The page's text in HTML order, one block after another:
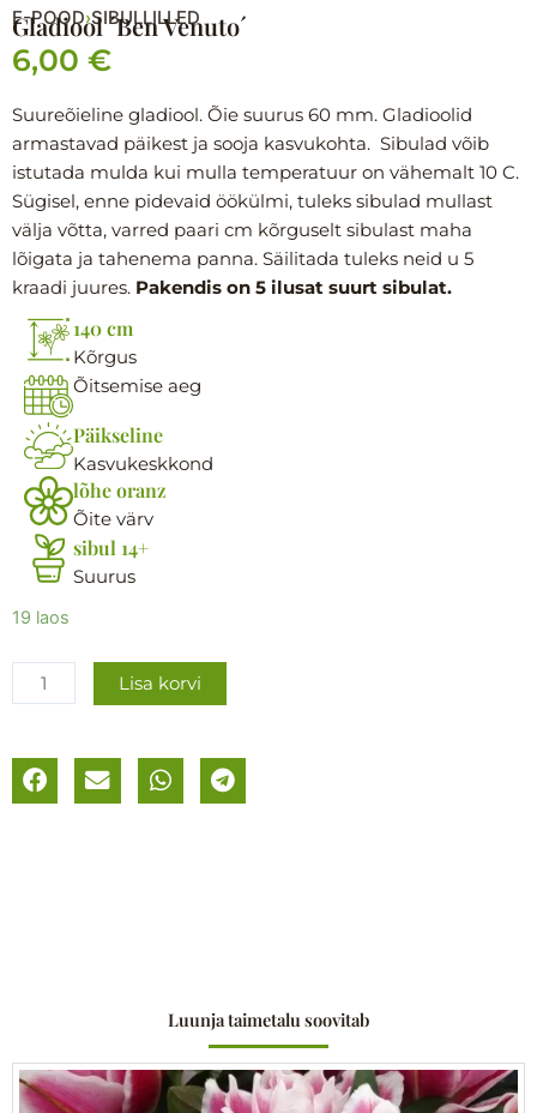
E-POOD›SIBULLILLED
Gladiool ´Ben Venuto´
6,00 €
Suureõieline gladiool. Õie suurus 60 mm. Gladioolid
armastavad päikest ja sooja kasvukohta. Sibulad võib
istutada mulda kui mulla temperatuur on vähemalt 10 C.
Sügisel, enne pidevaid öökülmi, tuleks sibulad mullast
välja võtta, varred paari cm kõrguselt sibulast maha
lõigata ja tahenema panna. Säilitada tuleks neid u 5
kraadi juures. Pakendis on 5 ilusat suurt sibulat.
140 cm
Kõrgus
Õitsemise aeg
Päikseline
Kasvukeskkond
lõhe oranz
Õite värv
sibul 14+
Suurus
19 laos
Gladiool
Venuto
´
Lisa korvi
Luunja taimetalu soovitab